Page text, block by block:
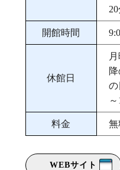
開館時間
休館日
の
料金 無
WEBサイト